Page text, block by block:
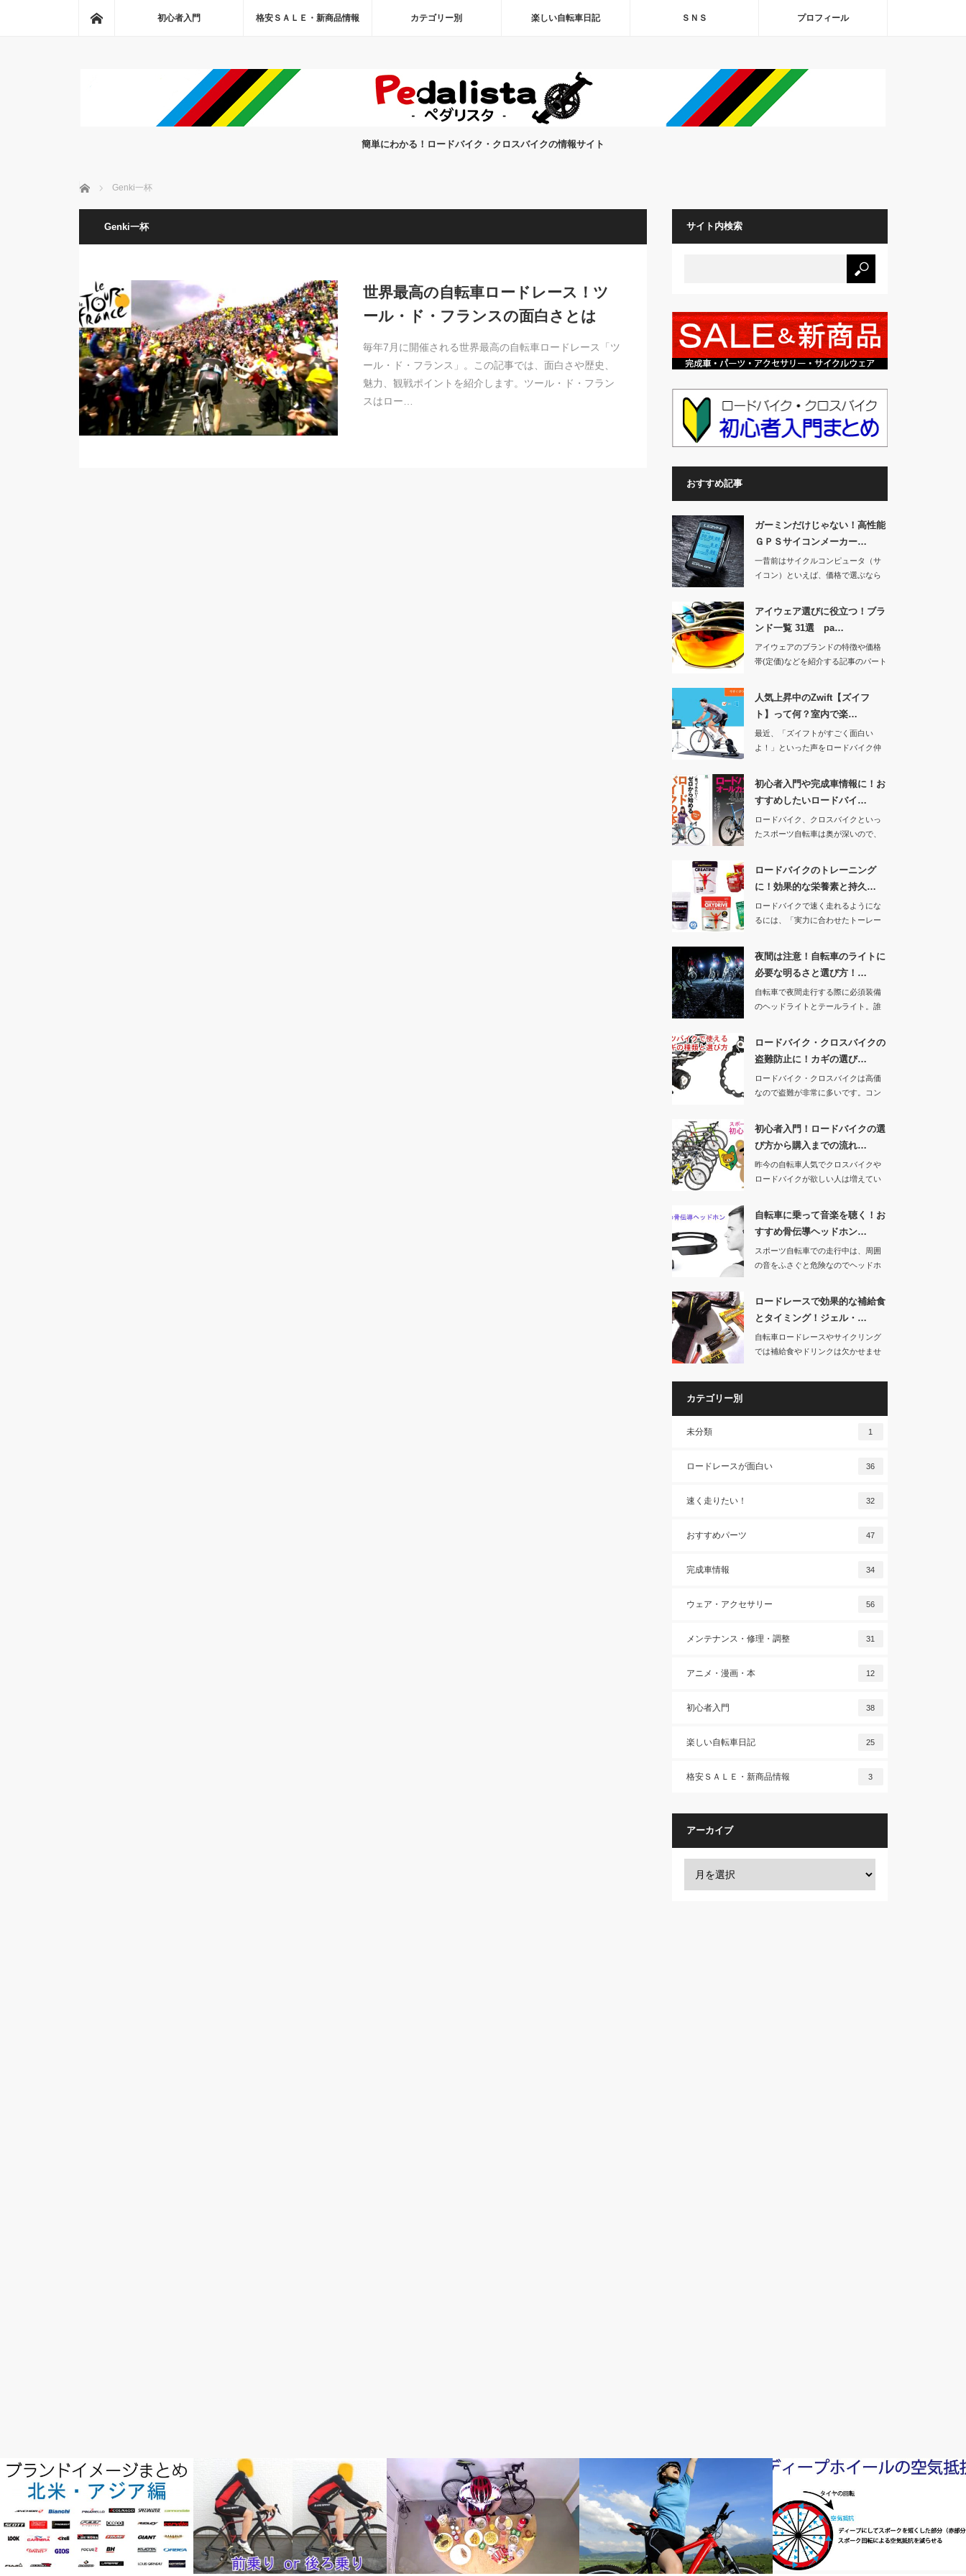
初心者入門 格安ＳＡＬＥ・新商品情報 カテゴリー別 楽しい自転車日記 ＳＮＳ プロフィール
簡単にわかる！ロードバイク・クロスバイクの情報サイト
ホーム Genki一杯
Genki一杯
世界最高の自転車ロードレース！ツ
ール・ド・フランスの面白さとは
毎年7月に開催される世界最高の自転車ロードレース「ツ
ール・ド・フランス」。この記事では、面白さや歴史、
魅力、観戦ポイントを紹介します。ツール・ド・フラン
スはロー…
サイト内検索
おすすめ記事
ガーミンだけじゃない！高性能
ＧＰＳサイコンメーカー…
一昔前はサイクルコンピュータ（サ
イコン）といえば、価格で選ぶなら
アイウェア選びに役立つ！ブラ
ンド一覧 31選 pa…
アイウェアのブランドの特徴や価格
帯(定価)などを紹介する記事のパート
人気上昇中のZwift【ズイフ
ト】って何？室内で楽…
最近、「ズイフトがすごく面白い
よ！」といった声をロードバイク仲
初心者入門や完成車情報に！お
すすめしたいロードバイ…
ロードバイク、クロスバイクといっ
たスポーツ自転車は奥が深いので、
ロードバイクのトレーニング
に！効果的な栄養素と持久…
ロードバイクで速く走れるようにな
るには、「実力に合わせたトーレー
夜間は注意！自転車のライトに
必要な明るさと選び方！…
自転車で夜間走行する際に必須装備
のヘッドライトとテールライト。誰
ロードバイク・クロスバイクの
盗難防止に！カギの選び…
ロードバイク・クロスバイクは高価
なので盗難が非常に多いです。コン
初心者入門！ロードバイクの選
び方から購入までの流れ…
昨今の自転車人気でクロスバイクや
ロードバイクが欲しい人は増えてい
自転車に乗って音楽を聴く！お
すすめ骨伝導ヘッドホン…
スポーツ自転車での走行中は、周囲
の音をふさぐと危険なのでヘッドホ
ロードレースで効果的な補給食
とタイミング！ジェル・…
自転車ロードレースやサイクリング
では補給食やドリンクは欠かせませ
カテゴリー別
未分類 1
ロードレースが面白い 36
速く走りたい！ 32
おすすめパーツ 47
完成車情報 34
ウェア・アクセサリー 56
メンテナンス・修理・調整 31
アニメ・漫画・本 12
初心者入門 38
楽しい自転車日記 25
格安ＳＡＬＥ・新商品情報 3
アーカイブ